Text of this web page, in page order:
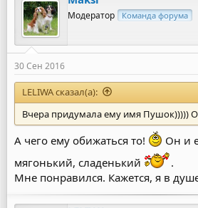
ц
и
и
:
Модератор Команда форума
30 Сен 2016
LELIWA сказал(а):
Вчера придумала ему имя Пушок)))))
А чего ему обижаться то!
Он и
мягонький, сладенький
.
Мне понравился. Кажется, я в